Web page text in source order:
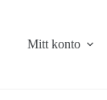
Mitt konto